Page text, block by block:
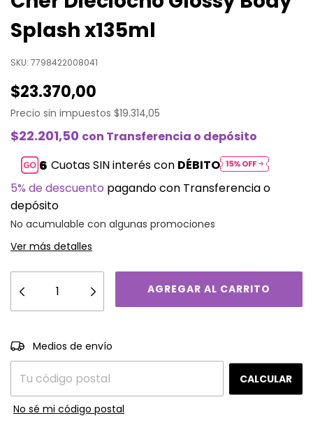
Splash x135ml
SKU: 7798422008041
$23.370,00
Precio sin impuestos $19.314,05
$22.201,50 con Transferencia o depósito
Cuotas SIN interés con DÉBITO
5% de descuento pagando con Transferencia o
depósito
No acumulable con algunas promociones
Ver más detalles
Entregas para el CP:
Medios de envío
CALCULAR
No sé mi código postal